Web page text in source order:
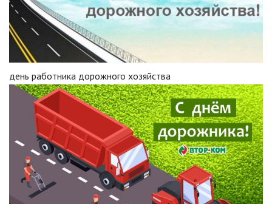
день работника дорожного хозяйства